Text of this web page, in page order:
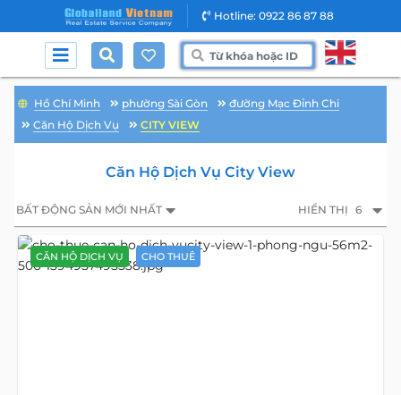
Hotline: 0922 86 87 88
Hồ Chí Minh phường Sài Gòn
đường Mạc Đỉnh Chi
Căn Hộ Dịch Vụ
CITY VIEW
Căn Hộ Dịch Vụ City View
BẤT ĐỘNG SẢN MỚI NHẤT HIỂN THỊ 6
CĂN HỘ DỊCH VỤ CHO THUÊ